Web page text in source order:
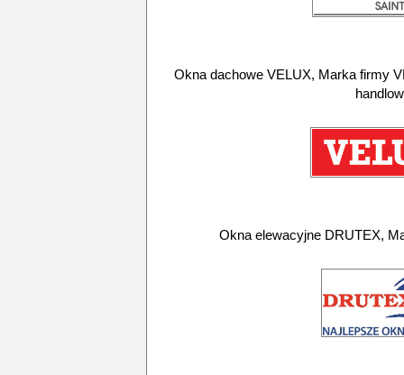
Okna dachowe VELUX, Marka firmy
Okna elewacyjne DRUTEX,